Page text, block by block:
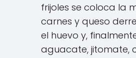
frijoles se coloca la
carnes y queso
el huevo y,
aguacate, jitomate,